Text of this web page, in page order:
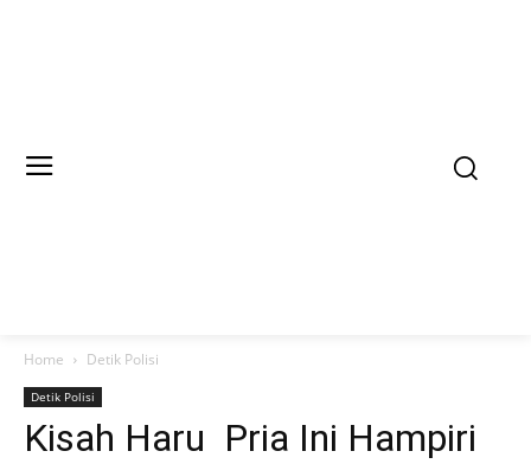
Home Detik Polisi
Detik Polisi
Kisah Haru Pria Ini Hampiri